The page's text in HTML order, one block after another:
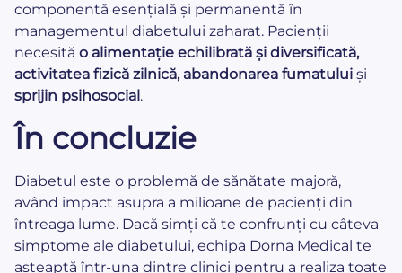
componentă esențială și permanentă în
managementul diabetului zaharat. Pacienții
necesită o alimentație echilibrată și diversificată,
activitatea fizică zilnică, abandonarea fumatului și
sprijin psihosocial .
În concluzie
Diabetul este o problemă de sănătate majoră,
având impact asupra a milioane de pacienți din
întreaga lume. Dacă simți că te confrunți cu câteva
simptome ale diabetului, echipa Dorna Medical te
așteaptă într-una dintre clinici pentru a realiza toate